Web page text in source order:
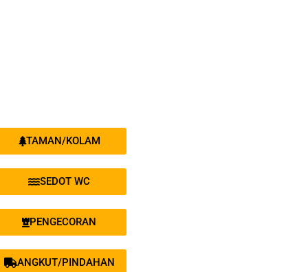
TAMAN/KOLAM
SEDOT WC
PENGECORAN
ANGKUT/PINDAHAN